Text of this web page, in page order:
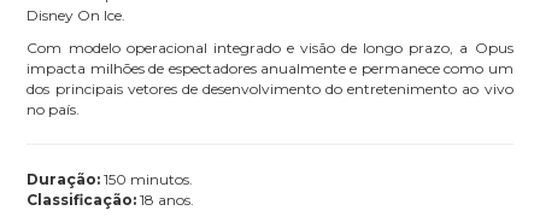
Disney On Ice.
Com modelo operacional integrado e visão de longo prazo, a Opus
impacta milhões de espectadores anualmente e permanece como um
dos principais vetores de desenvolvimento do entretenimento ao vivo
no país.
Duração: 150 minutos.
Classificação:18 anos.